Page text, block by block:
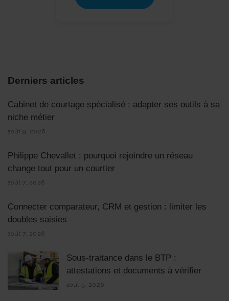
Derniers articles
Cabinet de courtage spécialisé : adapter ses outils à sa
niche métier
août 9, 2026
Philippe Chevallet : pourquoi rejoindre un réseau
change tout pour un courtier
août 7, 2026
Connecter comparateur, CRM et gestion : limiter les
doubles saisies
août 7, 2026
Sous-traitance dans le BTP :
attestations et documents à vérifier
août 5, 2026